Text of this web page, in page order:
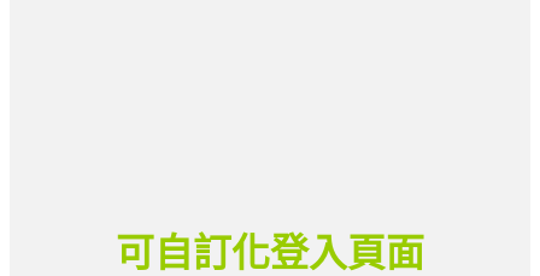
可自訂化登入頁面